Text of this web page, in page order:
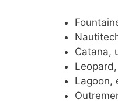
Catana,
Lagoon,